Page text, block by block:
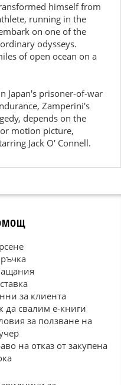
himself from
running in the
on one of the
odysseys.
of open ocean on a
Japan's prisoner-of-war
Zamperini's
depends on the
motion picture,
Jack O' Connell.
за клиента
да свалим е-книги
за ползване на
на отказ от закупена